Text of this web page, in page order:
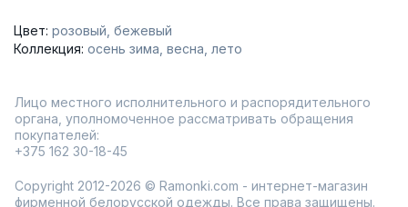
эффектами:
Легкие рассыпчатые пудры для естественного
дороге;
Продукты с SPF-защитой для дополнительной заботы
о коже.
Каждая пудра подходит для разных типов кожи, будь то
текстуре, они не забивают поры и обеспечивают комфорт
в течение всего дня.
Цвет: розовый бежевый
Коллекция: осень зима весна лето
Лицо местного исполнительного и распорядительного
органа, уполномоченное рассматривать обращения
покупателей:
+375 162 30-18-45
Copyright 2012-2026 © Ramonki.com - интернет-магазин
фирменной белорусской одежды. Все права защищены.